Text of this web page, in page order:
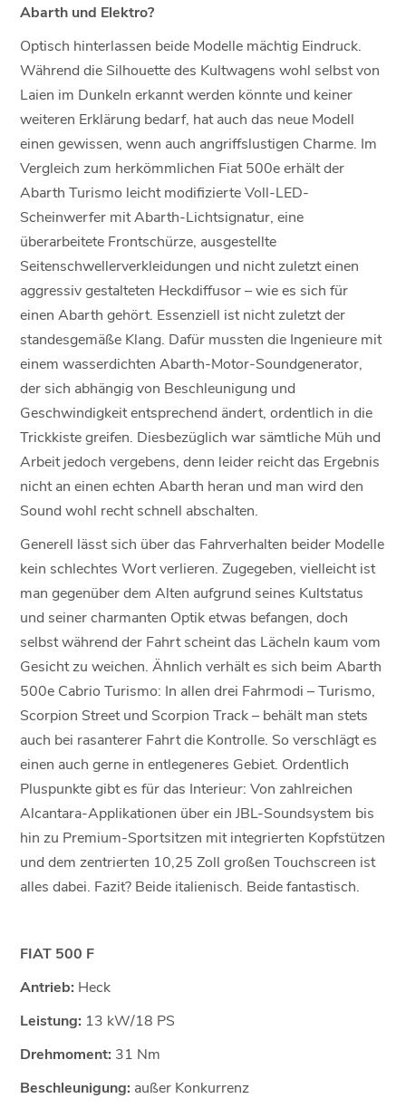
Abarth und Elektro?
Optisch hinterlassen beide Modelle mächtig Eindruck.
Während die Silhouette des Kultwagens wohl selbst von
Laien im Dunkeln erkannt werden könnte und keiner
weiteren Erklärung bedarf, hat auch das neue Modell
einen gewissen, wenn auch angriffslustigen Charme. Im
Vergleich zum herkömmlichen Fiat 500e erhält der
Abarth Turismo leicht modifizierte Voll-LED-
Scheinwerfer mit Abarth-Lichtsignatur, eine
überarbeitete Frontschürze, ausgestellte
Seitenschwellerverkleidungen und nicht zuletzt einen
aggressiv gestalteten Heckdiffusor – wie es sich für
einen Abarth gehört. Essenziell ist nicht zuletzt der
standesgemäße Klang. Dafür mussten die Ingenieure mit
einem wasserdichten Abarth-Motor-Soundgenerator,
der sich abhängig von Beschleunigung und
Geschwindigkeit entsprechend ändert, ordentlich in die
Trickkiste greifen. Diesbezüglich war sämtliche Müh und
Arbeit jedoch vergebens, denn leider reicht das Ergebnis
nicht an einen echten Abarth heran und man wird den
Sound wohl recht schnell abschalten.
Generell lässt sich über das Fahrverhalten beider Modelle
kein schlechtes Wort verlieren. Zugegeben, vielleicht ist
man gegenüber dem Alten aufgrund seines Kultstatus
und seiner charmanten Optik etwas befangen, doch
selbst während der Fahrt scheint das Lächeln kaum vom
Gesicht zu weichen. Ähnlich verhält es sich beim Abarth
500e Cabrio Turismo: In allen drei Fahrmodi – Turismo,
Scorpion Street und Scorpion Track – behält man stets
auch bei rasanterer Fahrt die Kontrolle. So verschlägt es
einen auch gerne in entlegeneres Gebiet. Ordentlich
Pluspunkte gibt es für das Interieur: Von zahlreichen
Alcantara-Applikationen über ein JBL-Soundsystem bis
hin zu Premium-Sportsitzen mit integrierten Kopfstützen
und dem zentrierten 10,25 Zoll großen Touchscreen ist
alles dabei. Fazit? Beide italienisch. Beide fantastisch.
FIAT 500 F
Antrieb: Heck
Leistung: 13 kW/18 PS
Drehmoment: 31 Nm
Beschleunigung: außer Konkurrenz